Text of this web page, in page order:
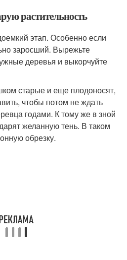
растительность
этап. Особенно если
заросший. Вырежьте
деревья и выкорчуйте
старые и еще плодоносят,
чтобы потом не ждать
годами. К тому же в зной
желанную тень. В таком
обрезку.